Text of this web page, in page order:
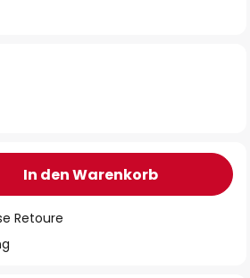
In den Warenkorb
Retoure